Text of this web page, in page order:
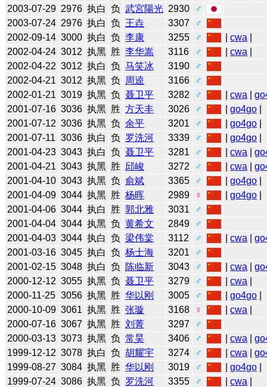
2003-07-29 2976 执白 负 武宮陽光 2930
♂
2003-07-24 2976 执白 负 王垚 3307
♂
2002-09-14 3000 执白 负 李康 3255 ♂ |cwa
2002-04-24 3012 执黑 胜 李华嵩 3116 ♂ |cwa
2002-04-22 3012 执白 负 马笑冰 3190
♂
2002-04-21 3012 执黑 负 周逵 3166
♂
2002-01-21 3019 执黑 负 聂卫平 3282 ♂ |cwa |
2001-07-16 3036 执黑 胜 方天丰 3026 ♂ |go4go
2001-07-12 3036 执黑 负 余平 3201 ♂ |go4go
2001-07-11 3036 执白 负 罗洗河 3339 ♂ |go4go
2001-04-23 3043 执白 负 聂卫平 3281 ♂ |cwa |
2001-04-21 3043 执黑 胜 邱峻 3272 ♂ |cwa |
2001-04-10 3043 执黑 负 俞斌 3365 ♂ |go4go
2001-04-09 3044 执黑 胜 杨晖 2989 ♀ |go4go
2001-04-06 3044 执白 胜 郭北雅 3031
♂
2001-04-04 3044 执黑 负 黄希文 2849
♂
2001-04-03 3044 执白 负 梁伟棠 3112 ♂ |cwa |
2001-03-16 3045 执白 负 杨士海 3201
♂
2001-02-15 3048 执白 负 陈临新 3043 ♂ |cwa |
2000-12-12 3055 执黑 负 聂卫平 3279 ♂ |cwa
2000-11-25 3056 执黑 胜 华以刚 3005 ♂ |go4go
2000-10-09 3061 执黑 胜 张璇 3168 ♀ |cwa
2000-07-16 3067 执黑 胜 刘菁 3297
♂
2000-03-13 3073 执黑 负 常昊 3406 ♂ |cwa |
1999-12-12 3078 执白 负 胡耀宇 3274 ♂ |cwa |
1999-08-27 3084 执黑 胜 华以刚 3019 ♂ |go4go
1999-07-24 3086 执黑 负 罗洗河 3355 ♂ |cwa